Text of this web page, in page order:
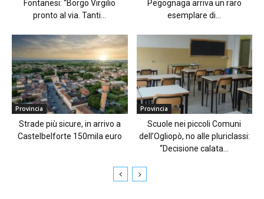
Fontanesi: “Borgo Virgilio
pronto al via. Tanti...
Pegognaga arriva un raro
esemplare di...
Provincia
Strade più sicure, in arrivo a
Castelbelforte 150mila euro
Provincia
Scuole nei piccoli Comuni
dell’Ogliopò, no alle pluriclassi:
“Decisione calata...